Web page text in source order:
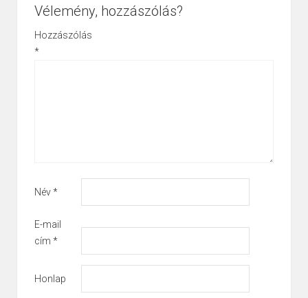
Vélemény, hozzászólás?
Hozzászólás
*
Név*
E-mail
cím *
Honlap